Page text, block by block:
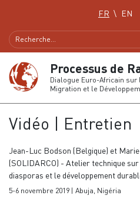
Sélectionnez
FR EN
Processus de
Dialogue Euro-Africain sur
Migration et le
Vidéo | Entretien
Jean-Luc Bodson (Belgique) et
(SOLIDARCO) - Atelier technique
diasporas et le développement
5-6 novembre 2019 | Abuja, Nigéria